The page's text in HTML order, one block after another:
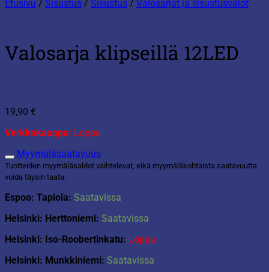
Etusivu / Sisustus / Sisustus / Valosarjat ja sisustusvalot
Valosarja klipseillä 12LED
19,90 €
Verkkokauppa: Loppu
Myymäläsaatavuus
Tuotteiden myymäläsaldot vaihtelevat, eikä myymäläkohtaista saatavuutta
voida täysin taata.
Espoo: Tapiola: Saatavissa
Helsinki: Herttoniemi: Saatavissa
Helsinki: Iso-Roobertinkatu: Loppu
Helsinki: Munkkiniemi: Saatavissa